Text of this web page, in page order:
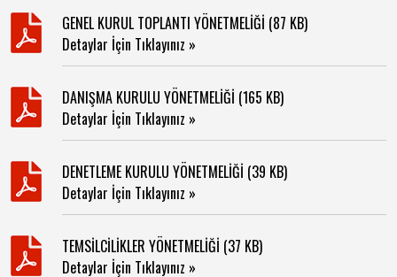
GENEL KURUL TOPLANTI YÖNETMELİĞİ (87 KB)
Detaylar İçin Tıklayınız »
DANIŞMA KURULU YÖNETMELİĞİ (165 KB)
Detaylar İçin Tıklayınız »
DENETLEME KURULU YÖNETMELİĞİ (39 KB)
Detaylar İçin Tıklayınız »
TEMSİLCİLİKLER YÖNETMELİĞİ (37 KB)
Detaylar İçin Tıklayınız »